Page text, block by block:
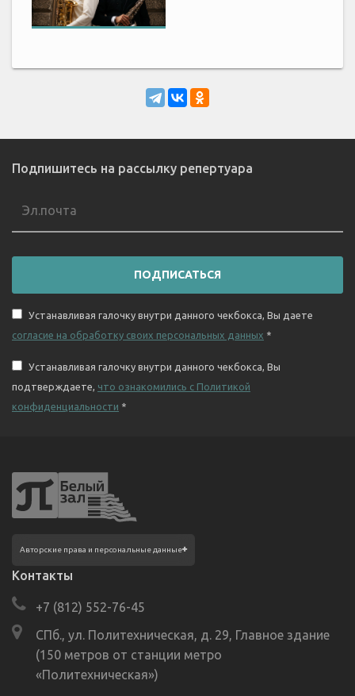
Подпишитесь на рассылку репертуара
ПОДПИСАТЬСЯ
Устанавливая галочку внутри данного чекбокса, Вы даете
согласие на обработку своих персональных данных *
Устанавливая галочку внутри данного чекбокса, Вы
подтверждаете, что ознакомились с Политикой
конфиденциальности *
Авторские права и персональные данные
Фотографии размещены с согласия
с требованиями законодательства
все фотоматериалы являются объектами
и дальнейшее использование без
письменного согласия правообладателя
запрещено.
Контакты
+7 (812) 552-76-45
СПб., ул. Политехническая, д. 29, Главное здание
(150 метров от станции метро
«Политехническая»)